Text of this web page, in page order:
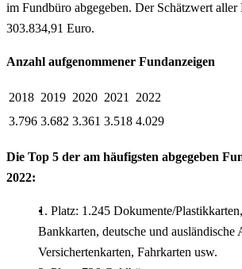
im Fundbüro abgegeben. Der Schätzwert aller
303.834,91 Euro.
Anzahl aufgenommener Fundanzeigen
2018 2019 2020 2021
2022
3.796 3.682 3.361 3.518 4.029
Die Top 5 der am häufigsten abgegeben
2022:
1. Platz: 1.245 Dokumente/
Bankkarten, deutsche und ausländische
Versichertenkarten, Fahrkarten usw.